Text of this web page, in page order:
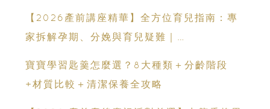
【2026產前講座精華】全方位育兒指南：專
家拆解孕期、分娩與育兒疑難｜
寶寶學習匙羹怎麼選？8大種類＋分齡階段
+材質比較＋清潔保養全攻略